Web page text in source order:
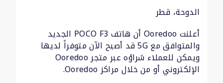
الدوحة، قطر
أعلنت Ooredoo أن هاتف POCO F3 الجديد
والمتوافق مع 5G قد أصبح الآن متوفراً لديها
ويمكن للعملاء شراؤه عبر متجر Ooredoo
الإلكتروني أو من خلال مراكز Ooredoo.